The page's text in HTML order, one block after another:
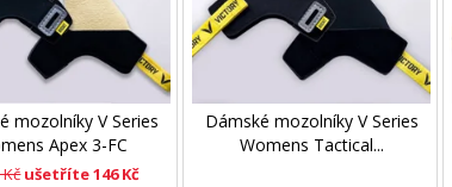
mozolníky V Series
Apex 3-FC
Kč ušetříte 146 Kč
Dámské mozolníky V Series
Womens Tactical...